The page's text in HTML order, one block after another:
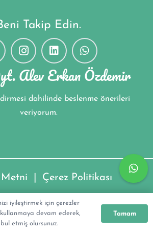
Takip Edin.
Alev Erkan Özdemir
dahilinde beslenme önerileri
veriyorum.
Metni Çerez Politikası
Alev Erkan Özdemir ©2022
iyileştirmek için çerezler
devam ederek,
etmiş olursunuz.
Tamam